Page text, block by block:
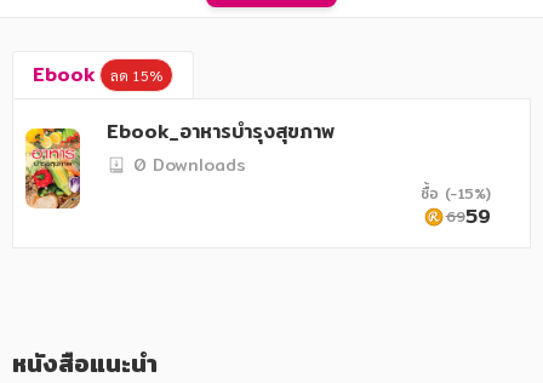
กฎหมาย สัญญา ภาษี
นิตยสาร หนังสือพิมพ์
ครอบครัว
การเรียน การศึกษา
- ข้าวสาลี (wheat)
- ข้าวโอ๊ต (oat)
หนังสือเพื่อสุขภาพที่รวบรวมอาหารบำรุงสุขภาพที่สำคัญๆ ไว้ถึง 50
ชนิด พร้อมข้อมูลทางโภชนาการ สารอาหาร สรรพคุณทางยา ผลการ
ศึกษาวิจัยด้านป้องกันและรักษาโรค วิธีกินและประกอบอาหาร ข้อควร
ระวัง ตลอดจนเกร็ดน่ารู้ อย่างการเลือกซื้อ การเก็บรักษา ถ่ายทอดด้วย
Ebook ลด 15%
Ebook_อาหารบำรุงสุขภาพ
0 Downloads
ซื้อ (-15%)
6959
หนังสือแนะนำ